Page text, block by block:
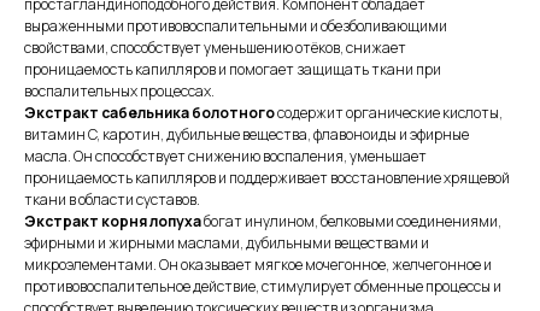
простагландиноподобного действия. Компонент обладает
выраженными противовоспалительными и обезболивающими
свойствами, способствует уменьшению отёков, снижает
проницаемость капилляров и помогает защищать ткани при
воспалительных процессах.
Экстракт сабельника болотногосодержит органические кислоты,
витамин C, каротин, дубильные вещества, флавоноиды и эфирные
масла. Он способствует снижению воспаления, уменьшает
проницаемость капилляров и поддерживает восстановление хрящевой
ткани в области суставов.
Экстракт корня лопухабогат инулином, белковыми соединениями,
эфирными и жирными маслами, дубильными веществами и
микроэлементами. Он оказывает мягкое мочегонное, желчегонное и
противовоспалительное действие, стимулирует обменные процессы и